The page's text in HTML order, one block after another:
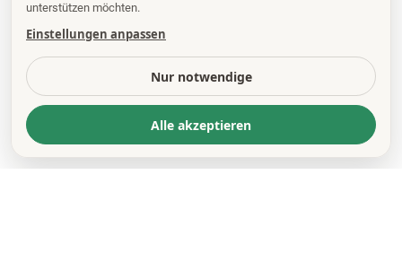
unterstützen möchten.
Einstellungen anpassen
Nur notwendige
Alle akzeptieren